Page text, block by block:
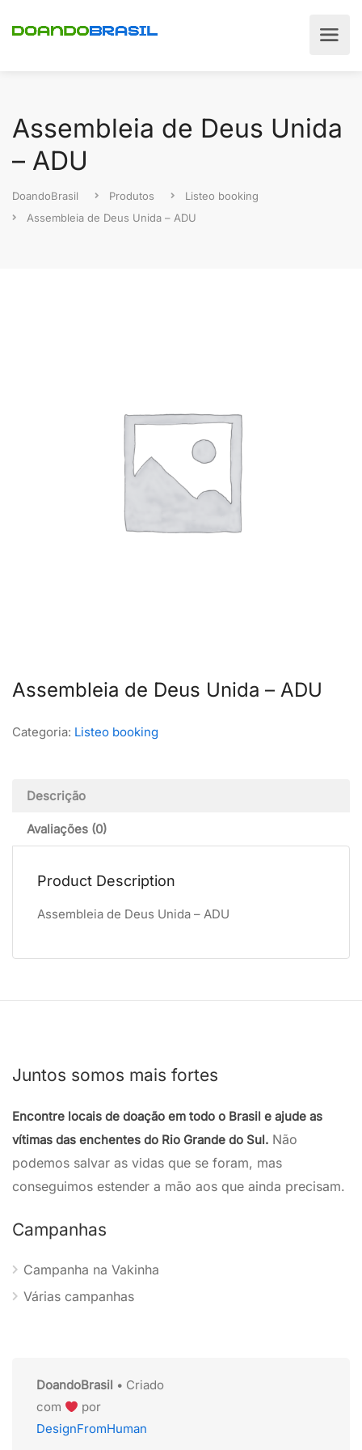
Assembleia de Deus Unida
– ADU
DoandoBrasil Produtos
Listeo booking
Assembleia de Deus Unida – ADU
Assembleia de Deus Unida – ADU
Categoria: Listeo booking
Descrição
Avaliações (0)
Product Description
Assembleia de Deus Unida – ADU
Juntos somos mais fortes
Encontre locais de doação em todo o Brasil e ajude as
vítimas das enchentes do Rio Grande do Sul. Não
podemos salvar as vidas que se foram, mas
conseguimos estender a mão aos que ainda precisam.
Campanhas
Campanha na Vakinha
Várias campanhas
DoandoBrasil • Criado
com
por
DesignFromHuman